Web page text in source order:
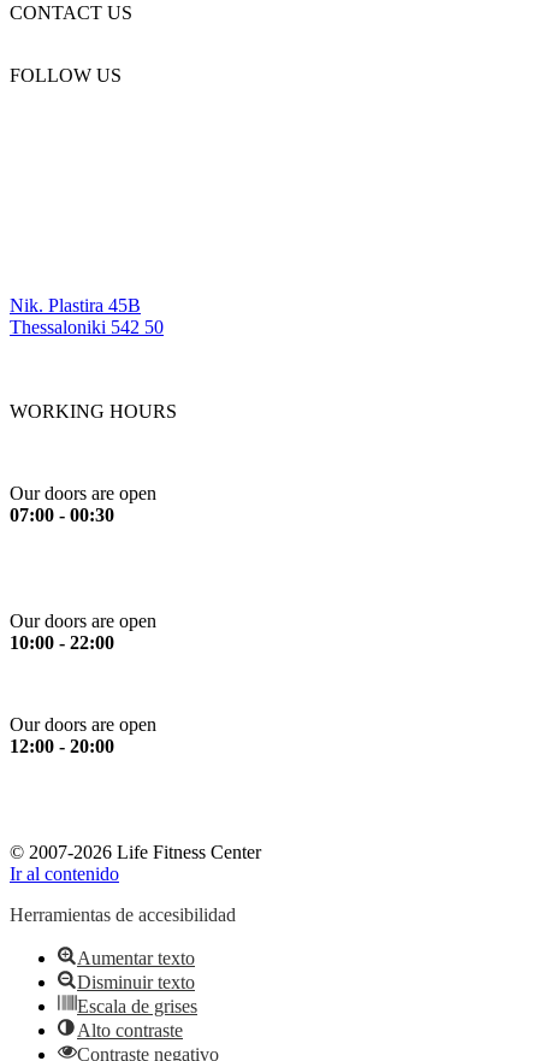
CONTACT US
FOLLOW US
Nik. Plastira 45B
Thessaloniki 542 50
WORKING HOURS
Our doors are open
07:00 - 00:30
Our doors are open
10:00 - 22:00
Our doors are open
12:00 - 20:00
© 2007-2026 Life Fitness Center
Ir al contenido
Herramientas de accesibilidad
Aumentar texto
Disminuir texto
Escala de grises
Alto contraste
Contraste negativo